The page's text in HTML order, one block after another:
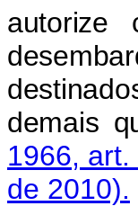
autorize
demais
1966, art.
de 2010).